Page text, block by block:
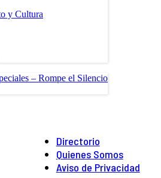
y Cultura
– Rompe el Silencio
Directorio
Quienes Somos
Aviso de Privacidad